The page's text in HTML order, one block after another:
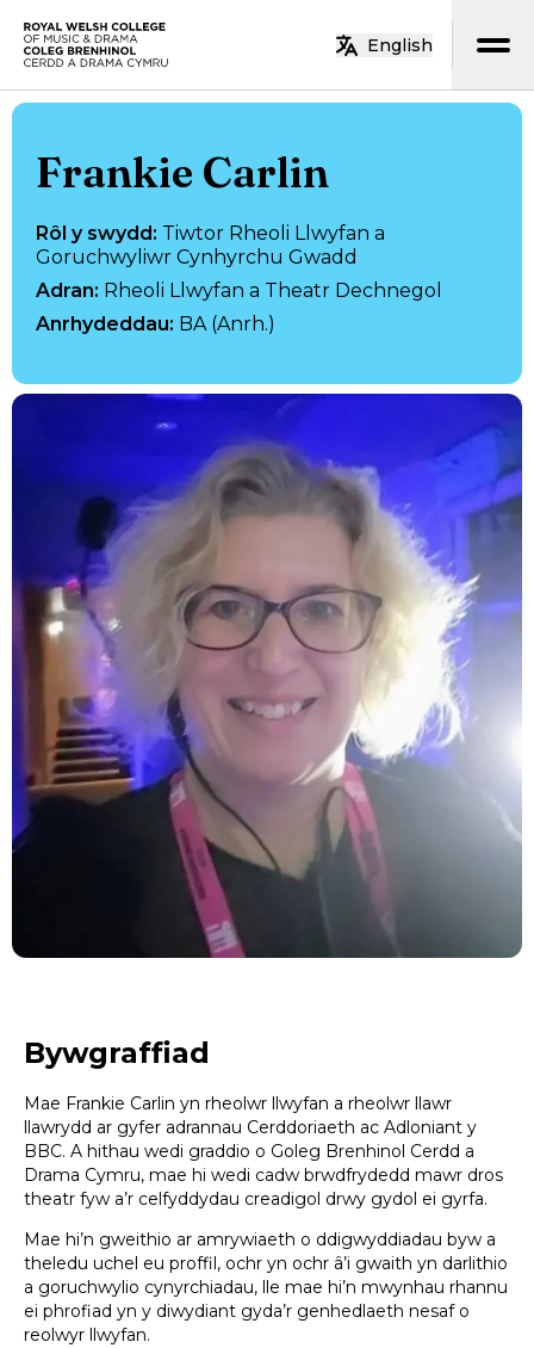
Neidio i’r prif gynnwys
English
Frankie Carlin
Rôl y swydd: Tiwtor Rheoli Llwyfan a
Goruchwyliwr Cynhyrchu Gwadd
Adran: Rheoli Llwyfan a Theatr Dechnegol
Anrhydeddau: BA (Anrh.)
Bywgraffiad
Mae Frankie Carlin yn rheolwr llwyfan a rheolwr llawr
llawrydd ar gyfer adrannau Cerddoriaeth ac Adloniant y
BBC. A hithau wedi graddio o Goleg Brenhinol Cerdd a
Drama Cymru, mae hi wedi cadw brwdfrydedd mawr dros
theatr fyw a’r celfyddydau creadigol drwy gydol ei gyrfa.
Mae hi’n gweithio ar amrywiaeth o ddigwyddiadau byw a
theledu uchel eu proffil, ochr yn ochr â’i gwaith yn darlithio
a goruchwylio cynyrchiadau, lle mae hi’n mwynhau rhannu
ei phrofiad yn y diwydiant gyda’r genhedlaeth nesaf o
reolwyr llwyfan.